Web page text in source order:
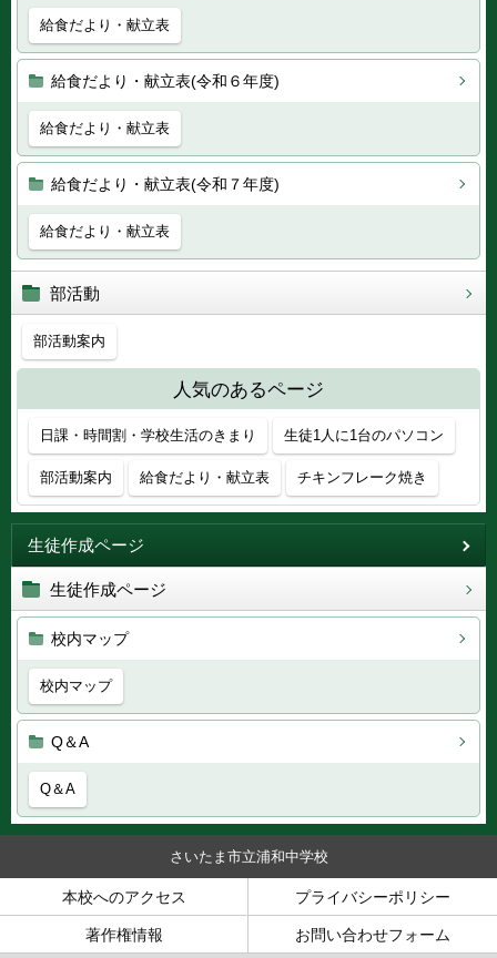
給食だより・献立表
給食だより・献立表(令和６年度)
給食だより・献立表
給食だより・献立表(令和７年度)
給食だより・献立表
部活動
部活動案内
人気のあるページ
日課・時間割・学校生活のきまり 生徒1人に1台のパソコン
部活動案内 給食だより・献立表 チキンフレーク焼き
生徒作成ページ
生徒作成ページ
校内マップ
校内マップ
Q＆A
Q＆A
さいたま市立浦和中学校
本校へのアクセス プライバシーポリシー
著作権情報 お問い合わせフォーム